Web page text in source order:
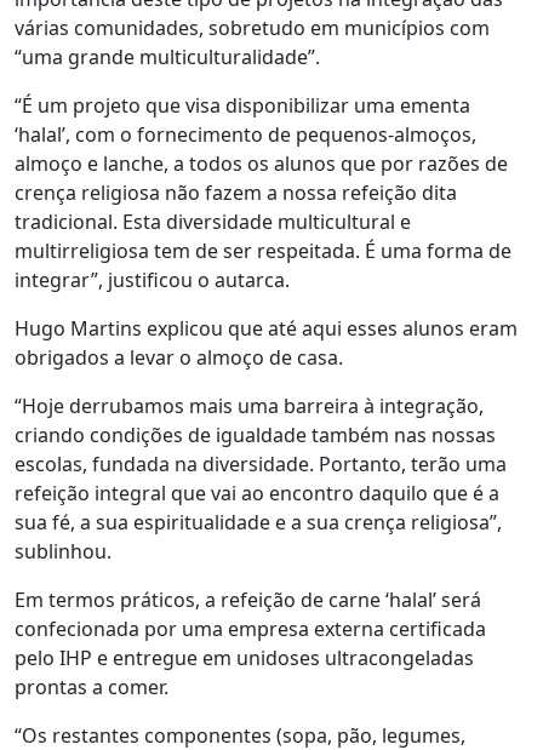
várias comunidades, sobretudo em municípios com
“uma grande multiculturalidade”.
“É um projeto que visa disponibilizar uma ementa
‘halal’, com o fornecimento de pequenos-almoços,
almoço e lanche, a todos os alunos que por razões de
crença religiosa não fazem a nossa refeição dita
tradicional. Esta diversidade multicultural e
multirreligiosa tem de ser respeitada. É uma forma de
integrar”, justificou o autarca.
Hugo Martins explicou que até aqui esses alunos eram
obrigados a levar o almoço de casa.
“Hoje derrubamos mais uma barreira à integração,
criando condições de igualdade também nas nossas
escolas, fundada na diversidade. Portanto, terão uma
refeição integral que vai ao encontro daquilo que é a
sua fé, a sua espiritualidade e a sua crença religiosa”,
sublinhou.
Em termos práticos, a refeição de carne ‘halal’ será
confecionada por uma empresa externa certificada
pelo IHP e entregue em unidoses ultracongeladas
prontas a comer.
“Os restantes componentes (sopa, pão, legumes,